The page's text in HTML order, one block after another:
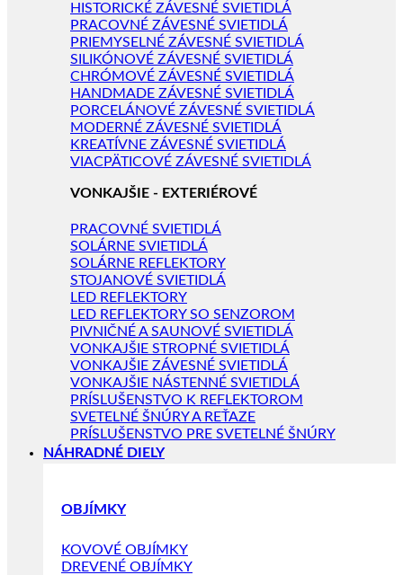
HISTORICKÉ ZÁVESNÉ SVIETIDLÁ
PRACOVNÉ ZÁVESNÉ SVIETIDLÁ
PRIEMYSELNÉ ZÁVESNÉ SVIETIDLÁ
SILIKÓNOVÉ ZÁVESNÉ SVIETIDLÁ
CHRÓMOVÉ ZÁVESNÉ SVIETIDLÁ
HANDMADE ZÁVESNÉ SVIETIDLÁ
PORCELÁNOVÉ ZÁVESNÉ SVIETIDLÁ
MODERNÉ ZÁVESNÉ SVIETIDLÁ
KREATÍVNE ZÁVESNÉ SVIETIDLÁ
VIACPÄTICOVÉ ZÁVESNÉ SVIETIDLÁ
VONKAJŠIE - EXTERIÉROVÉ
PRACOVNÉ SVIETIDLÁ
SOLÁRNE SVIETIDLÁ
SOLÁRNE REFLEKTORY
STOJANOVÉ SVIETIDLÁ
LED REFLEKTORY
LED REFLEKTORY SO SENZOROM
PIVNIČNÉ A SAUNOVÉ SVIETIDLÁ
VONKAJŠIE STROPNÉ SVIETIDLÁ
VONKAJŠIE ZÁVESNÉ SVIETIDLÁ
VONKAJŠIE NÁSTENNÉ SVIETIDLÁ
PRÍSLUŠENSTVO K REFLEKTOROM
SVETELNÉ ŠNÚRY A REŤAZE
PRÍSLUŠENSTVO PRE SVETELNÉ ŠNÚRY
NÁHRADNÉ DIELY
OBJÍMKY
KOVOVÉ OBJÍMKY
DREVENÉ OBJÍMKY